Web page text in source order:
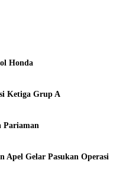
Honda
Ketiga Grup A
Pariaman
Apel Gelar Pasukan Operasi